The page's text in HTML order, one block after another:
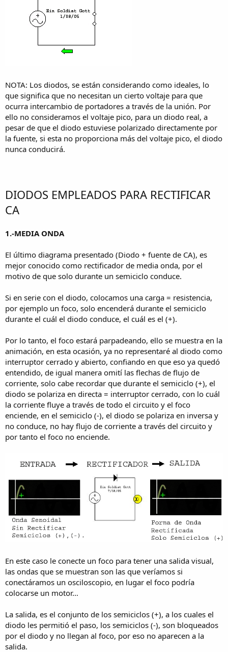
NOTA: Los diodos, se están considerando como ideales, lo
que significa que no necesitan un cierto voltaje para que
ocurra intercambio de portadores a través de la unión. Por
ello no consideramos el voltaje pico, para un diodo real, a
pesar de que el diodo estuviese polarizado directamente por
la fuente, si esta no proporciona más del voltaje pico, el diodo
nunca conducirá.
DIODOS EMPLEADOS PARA RECTIFICAR
CA
1.-MEDIA ONDA
El último diagrama presentado (Diodo + fuente de CA), es
mejor conocido como rectificador de media onda, por el
motivo de que solo durante un semiciclo conduce.
Si en serie con el diodo, colocamos una carga = resistencia,
por ejemplo un foco, solo encenderá durante el semiciclo
durante el cuál el diodo conduce, el cuál es el (+).
Por lo tanto, el foco estará parpadeando, ello se muestra en la
animación, en esta ocasión, ya no representaré al diodo como
interruptor cerrado y abierto, confiando en que eso ya quedó
entendido, de igual manera omití las flechas de flujo de
corriente, solo cabe recordar que durante el semiciclo (+), el
diodo se polariza en directa = interruptor cerrado, con lo cuál
la corriente fluye a través de todo el circuito y el foco
enciende, en el semiciclo (-), el diodo se polariza en inversa y
no conduce, no hay flujo de corriente a través del circuito y
por tanto el foco no enciende.
En este caso le conecte un foco para tener una salida visual,
las ondas que se muestran son las que veríamos si
conectáramos un osciloscopio, en lugar el foco podría
colocarse un motor…
La salida, es el conjunto de los semiciclos (+), a los cuales el
diodo les permitió el paso, los semiciclos (-), son bloqueados
por el diodo y no llegan al foco, por eso no aparecen a la
salida.